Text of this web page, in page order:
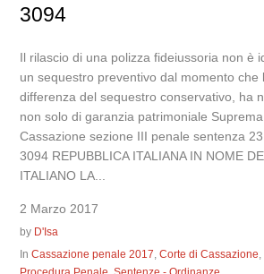
3094
Il rilascio di una polizza fideiussoria non è
un sequestro preventivo dal momento che
differenza del sequestro conservativo, ha
non solo di garanzia patrimoniale
Cassazione sezione III penale sentenza
3094 REPUBBLICA ITALIANA IN NOME
ITALIANO LA...
2 Marzo 2017
by D'Isa
InCassazione penale 2017,Corte di Cassazione,